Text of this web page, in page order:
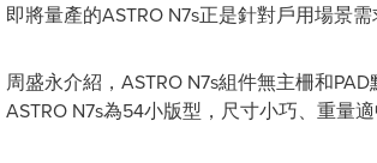
即將量產的ASTRO N7s正是針對戶用場景
周盛永介紹，ASTRO N7s組件無主柵和
ASTRO N7s為54小版型，尺寸小巧、重量